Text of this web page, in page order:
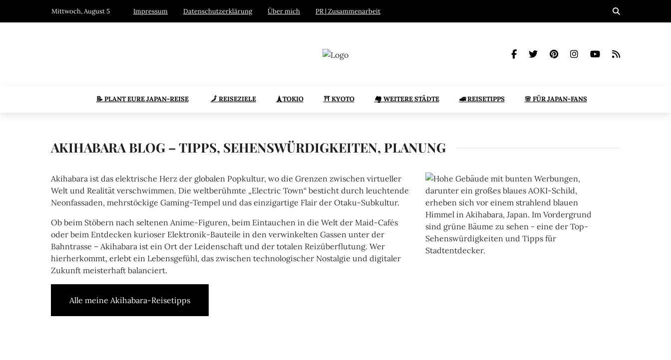
Mittwoch, August 5 Impressum Datenschutzerklärung Über mich PR | Zusammenarbeit
📝 PLANT EURE JAPAN-REISE 🗾 REISEZIELE 🗼TOKIO ⛩️ KYOTO 🏘️ WEITERE STÄDTE 🚄 REISETIPPS 🌸 FÜR JAPAN-FANS
AKIHABARA BLOG – TIPPS, SEHENSWÜRDIGKEITEN, PLANUNG
Akihabara ist das elektrische Herz der globalen Popkultur, wo die Grenzen zwischen virtueller
Welt und Realität verschwimmen. Die weltberühmte „Electric Town“ besticht durch leuchtende
Neonfassaden, mehrstöckige Gaming-Tempel und das einzigartige Flair der Otaku-Subkultur.
Ob beim Stöbern nach seltenen Anime-Figuren, beim Eintauchen in die Welt der Maid-Cafés
oder beim Entdecken kurioser Elektronik-Bauteile in den verwinkelten Gassen unter der
Bahntrasse – Akihabara ist ein Ort der Leidenschaft und der totalen Reizüberflutung. Wer
hierherkommt, erlebt ein Lebensgefühl, das zwischen technologischer Nostalgie und digitaler
Zukunft meisterhaft balanciert.
Alle meine Akihabara-Reisetipps